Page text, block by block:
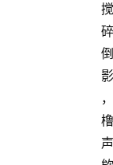
搅
碎
倒
影
，
橹
声